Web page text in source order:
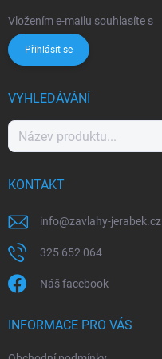
Vložením e-mailu souhlasíte s
Přihlásit se
VYHLEDÁVÁNÍ
KONTAKT
info@zavlahy-jerabek.cz
325 652 064
Náš facebook
INFORMACE PRO VÁS